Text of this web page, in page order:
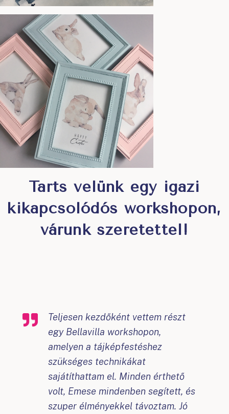
Tarts velünk egy igazi
kikapcsolódós workshopon,
várunk szeretettel!
Teljesen kezdőként vettem részt
egy Bellavilla workshopon,
amelyen a tájképfestéshez
szükséges technikákat
sajátíthattam el. Minden érthető
volt, Emese mindenben segített, és
szuper élményekkel távoztam. Jó